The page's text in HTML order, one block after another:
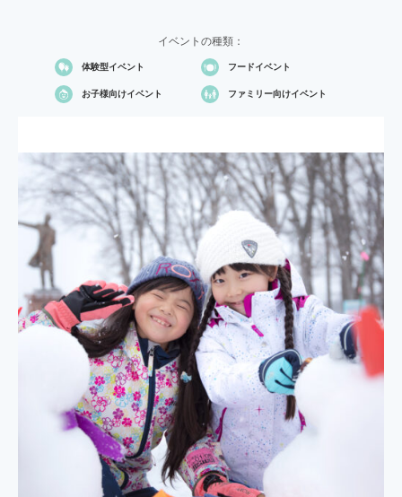
イベントの種類：
体験型イベント フードイベント
お子様向けイベント ファミリー向けイベント